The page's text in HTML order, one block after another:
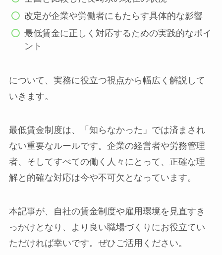
改定が企業や労働者にもたらす具体的な影響
最低賃金に正しく対応するための実践的なポイ
ント
について、実務に役立つ視点から幅広く解説して
いきます。
最低賃金制度は、「知らなかった」では済まされ
ない重要なルールです。企業の経営者や労務管理
者、そしてすべての働く人々にとって、正確な理
解と的確な対応は今や不可欠となっています。
本記事が、自社の賃金制度や雇用環境を見直すき
っかけとなり、より良い職場づくりにお役立てい
ただければ幸いです。ぜひご活用ください。